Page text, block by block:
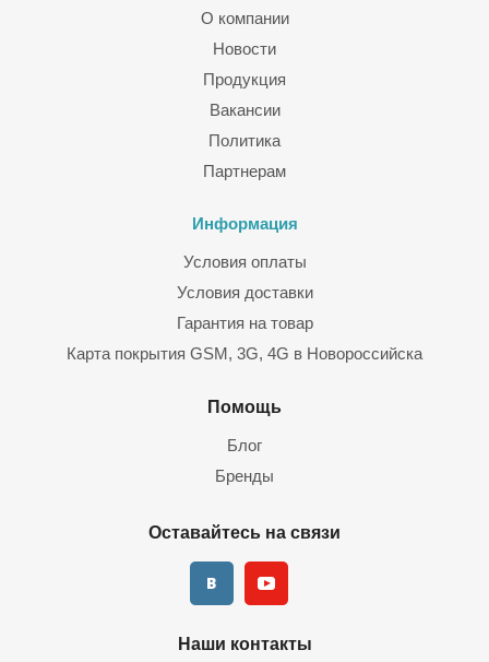
О компании
Новости
Продукция
Вакансии
Политика
Партнерам
Информация
Условия оплаты
Условия доставки
Гарантия на товар
Карта покрытия GSM, 3G, 4G в Новороссийска
Помощь
Блог
Бренды
Оставайтесь на связи
Наши контакты